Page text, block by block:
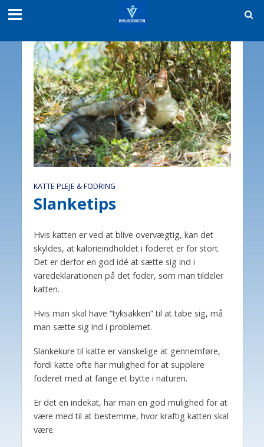
KATTE PLEJE & FODRING
Slanketips
Hvis katten er ved at blive overvægtig, kan det
skyldes, at kalorieindholdet i foderet er for stort.
Det er derfor en god idé at sætte sig ind i
varedeklarationen på det foder, som man tildeler
katten.
Hvis man skal have “tyksakken” til at tabe sig, må
man sætte sig ind i problemet.
Slankekure til katte er vanskelige at gennemføre,
fordi katte ofte har mulighed for at supplere
foderet med at fange et bytte i naturen.
Er det en indekat, har man en god mulighed for at
være med til at bestemme, hvor kraftig katten skal
være.